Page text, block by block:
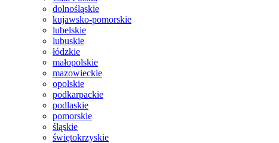
dolnośląskie
kujawsko-pomorskie
lubelskie
lubuskie
łódzkie
małopolskie
mazowieckie
opolskie
podkarpackie
podlaskie
pomorskie
śląskie
świętokrzyskie